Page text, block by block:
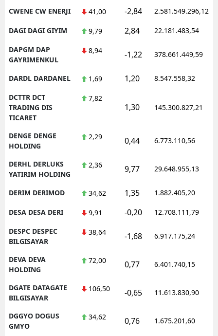
CWENE CW ENERJI 41,00 -2,84 2.581.549.296,12
DAGI DAGI GIYIM 9,79 2,84 22.181.483,54
DAPGM DAP
GAYRIMENKUL
8,94 -1,22 378.661.449,59
DARDL DARDANEL 1,69 1,20 8.547.558,32
DCTTR DCT
TRADING DIS
TICARET
7,82
1,30 145.300.827,21
DENGE DENGE
HOLDING
2,29 0,44 6.773.110,56
DERHL DERLUKS
YATIRIM HOLDING
2,36 9,77 29.648.955,13
DERIM DERIMOD 34,62 1,35 1.882.405,20
DESA DESA DERI 9,91 -0,20 12.708.111,79
DESPC DESPEC
BILGISAYAR
38,64 -1,68 6.917.175,24
DEVA DEVA
HOLDING
72,00 0,77 6.401.740,15
DGATE DATAGATE
BILGISAYAR
106,50 -0,65 11.613.830,90
DGGYO DOGUS
GMYO
34,62 0,76 1.675.201,60